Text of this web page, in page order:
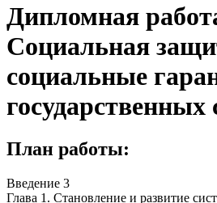
Дипломная
Социальная
социальные
План работы:
Введение 3
Глава 1. Становление и развитие